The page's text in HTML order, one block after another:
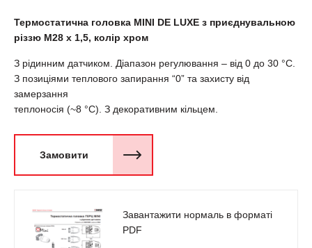
Термостатична головка МINI DE LUXE з приєднувальною
різзю М28 х 1,5, колір хром
З рідинним датчиком. Діапазон регулювання – від 0 до 30 °С.
З позиціями теплового запирання “0” та захисту від
замерзання
теплоносія (~8 °С). З декоративним кільцем.
Замовити
Завантажити нормаль в форматі
PDF